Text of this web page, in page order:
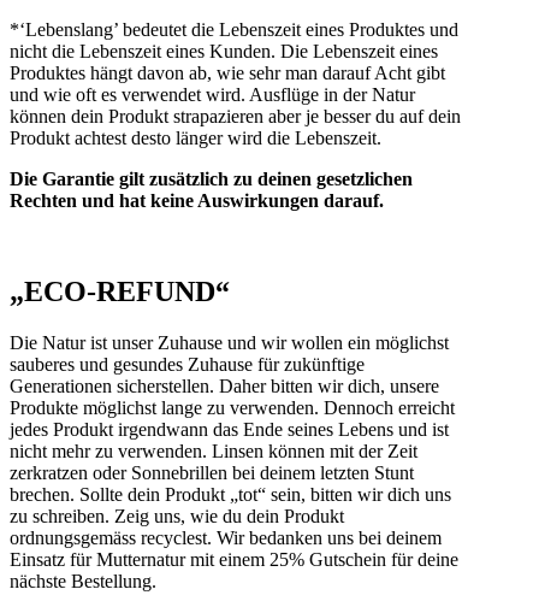
*‘Lebenslang’ bedeutet die Lebenszeit eines Produktes und
nicht die Lebenszeit eines Kunden. Die Lebenszeit eines
Produktes hängt davon ab, wie sehr man darauf Acht gibt
und wie oft es verwendet wird. Ausflüge in der Natur
können dein Produkt strapazieren aber je besser du auf dein
Produkt achtest desto länger wird die Lebenszeit.
Die Garantie gilt zusätzlich zu deinen gesetzlichen
Rechten und hat keine Auswirkungen darauf.
„ECO-REFUND“
Die Natur ist unser Zuhause und wir wollen ein möglichst
sauberes und gesundes Zuhause für zukünftige
Generationen sicherstellen. Daher bitten wir dich, unsere
Produkte möglichst lange zu verwenden. Dennoch erreicht
jedes Produkt irgendwann das Ende seines Lebens und ist
nicht mehr zu verwenden. Linsen können mit der Zeit
zerkratzen oder Sonnebrillen bei deinem letzten Stunt
brechen. Sollte dein Produkt „tot“ sein, bitten wir dich uns
zu schreiben. Zeig uns, wie du dein Produkt
ordnungsgemäss recyclest. Wir bedanken uns bei deinem
Einsatz für Mutternatur mit einem 25% Gutschein für deine
nächste Bestellung.